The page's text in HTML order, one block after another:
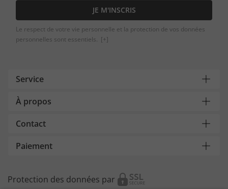
JE M'INSCRIS
Le respect de votre vie personnelle et la protection de vos données
personnelles sont essentiels. [+]
Service
À propos
Contact
Paiement
Protection des données par